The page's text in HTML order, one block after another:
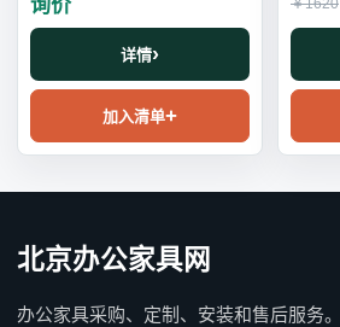
询价
详情
加入清单
￥1620
北京办公家具网
办公家具采购、定制、安装和售后服务。